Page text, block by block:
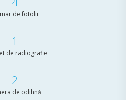
de fotolii
1
de radiografie
2
de odihnă